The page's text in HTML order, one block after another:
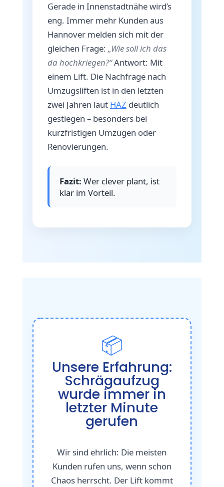
Gerade in Innenstadtnähe wird’s
eng. Immer mehr Kunden aus
Hannover melden sich mit der
gleichen Frage: „Wie soll ich das
da hochkriegen?“Antwort: Mit
einem Lift. Die Nachfrage nach
Umzugsliften ist in den letzten
zwei Jahren laut HAZ deutlich
gestiegen – besonders bei
kurzfristigen Umzügen oder
Renovierungen.
Fazit: Wer clever plant, ist
klar im Vorteil.
📦
Unsere Erfahrung:
Schrägaufzug
wurde immer in
letzter Minute
gerufen
Wir sind ehrlich: Die meisten
Kunden rufen uns, wenn schon
Chaos herrscht. Der Lift kommt